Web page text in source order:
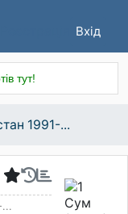
Вхід
тут!
1991-...
...